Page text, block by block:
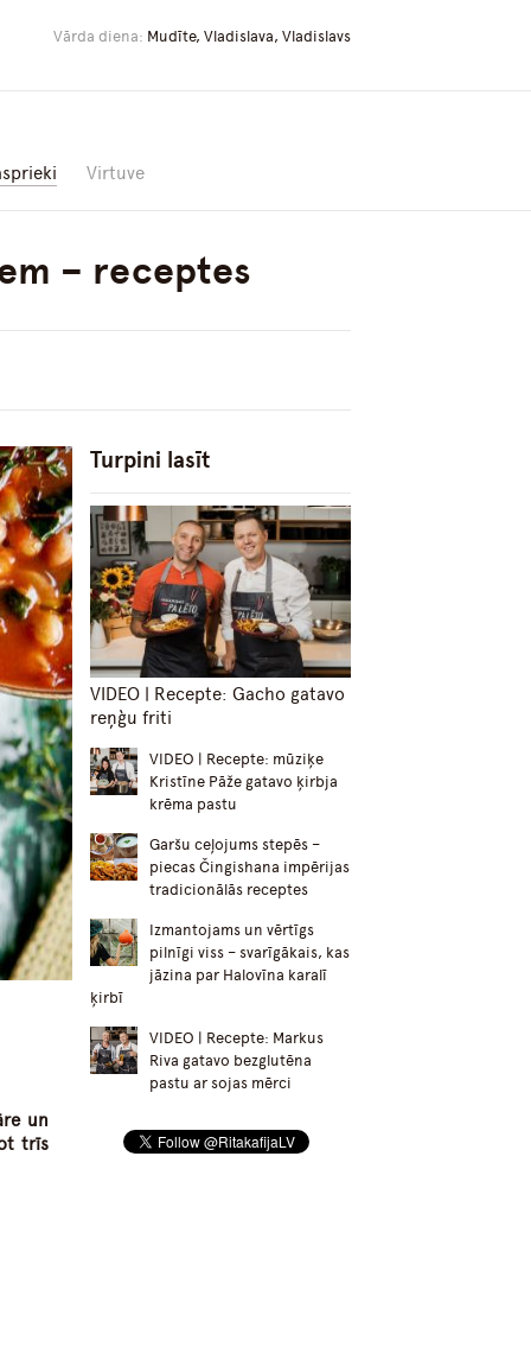
Vārda diena: Mudīte, Vladislava, Vladislavs
Virtuve
– receptes
un
trīs
Turpini lasīt
VIDEO | Recepte: Gacho gatavo
reņģu friti
VIDEO | Recepte: mūziķe
Kristīne Pāže gatavo ķirbja
krēma pastu
Garšu ceļojums stepēs –
piecas Čingishana impērijas
tradicionālās receptes
Izmantojams un vērtīgs
pilnīgi viss – svarīgākais, kas
jāzina par Halovīna karalī
ķirbī
VIDEO | Recepte: Markus
Riva gatavo bezglutēna
pastu ar sojas mērci